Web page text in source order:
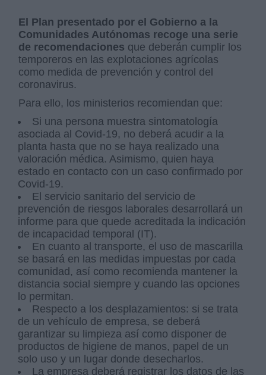
El Plan presentado por el Gobierno a la
Comunidades Autónomas recoge una serie
de recomendaciones que deberán cumplir los
temporeros en las explotaciones agrícolas
como medida de prevención y control del
coronavirus.
Para ello, los ministerios recomiendan que:
Si una persona muestra sintomatología
asociada al Covid-19, no deberá acudir a la
planta hasta que no se haya realizado una
valoración médica. Asimismo, quien haya
estado en contacto con un caso confirmado por
Covid-19.
El servicio sanitario del servicio de
prevención de riesgos laborales desarrollará un
informe para que quede acreditada la indicación
de incapacidad temporal (IT).
En cuanto al transporte, el uso de mascarilla
se basará en las medidas impuestas por cada
comunidad, así como recomienda mantener la
distancia social siempre y cuando las opciones
lo permitan.
Respecto a los desplazamientos: si se trata
de un vehículo de empresa, se deberá
garantizar su limpieza así como disponer de
productos de higiene de manos, papel de un
solo uso y un lugar donde desecharlos.
La empresa deberá registrar los datos de las